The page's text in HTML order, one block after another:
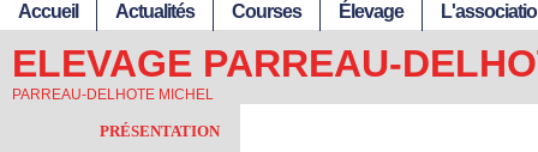
Accueil Actualités Courses Élevage
ELEVAGE PARREAU-
PARREAU-DELHOTE MICHEL
PRÉSENTATION